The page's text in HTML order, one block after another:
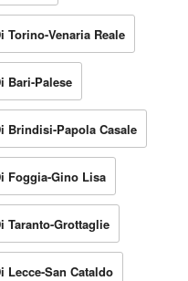
Torino-Venaria Reale
Bari-Palese
Brindisi-Papola Casale
Foggia-Gino Lisa
Taranto-Grottaglie
Lecce-San Cataldo